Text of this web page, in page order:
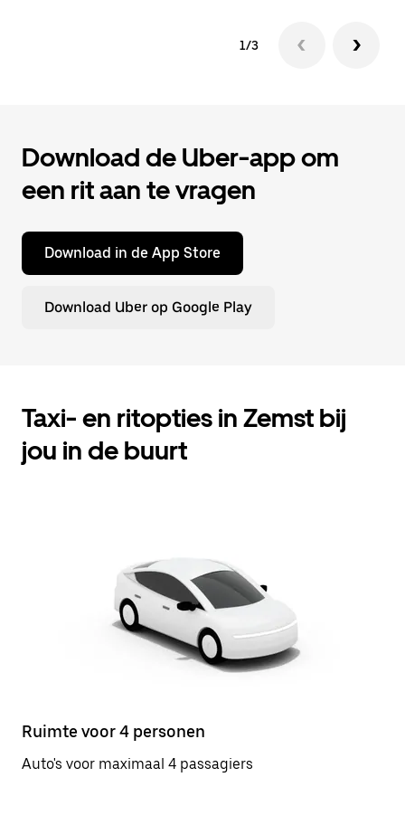
1/3
Download de Uber-app om
een rit aan te vragen
Download in de App Store
Download Uber op Google Play
Taxi- en ritopties in Zemst bij
jou in de buurt
Ruimte voor 4 personen
Auto's voor maximaal 4 passagiers